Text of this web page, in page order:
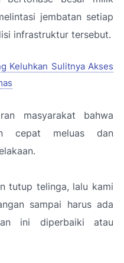
jembatan setiap
infrastruktur tersebut.
Keluhkan Sulitnya Akses
masyarakat bahwa
cepat meluas dan
tutup telinga, lalu kami
sampai harus ada
ini diperbaiki atau